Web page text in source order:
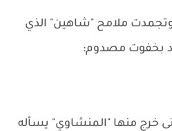
ملامح "شاهين" الذي
بخفوت مصدوم:
خرج منها "المنشاوي" يسأله